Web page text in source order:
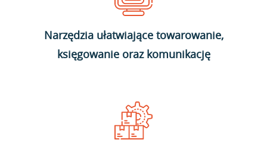
Narzędzia ułatwiające towarowanie,
księgowanie oraz komunikację